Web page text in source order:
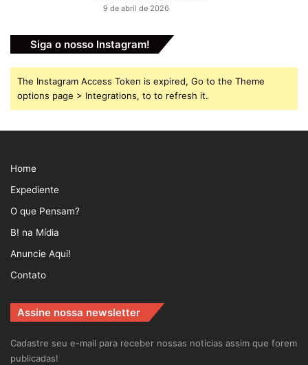
9 de abril de 2026
Siga o nosso Instagram!
The Instagram Access Token is expired, Go to the Theme
options page > Integrations, to to refresh it.
Home
Expediente
O que Pensam?
B! na Mídia
Anuncie Aqui!
Contato
Assine nossa newsletter
Cadastre seu e-mail para receber nossas notícias assim que forem
publicadas!